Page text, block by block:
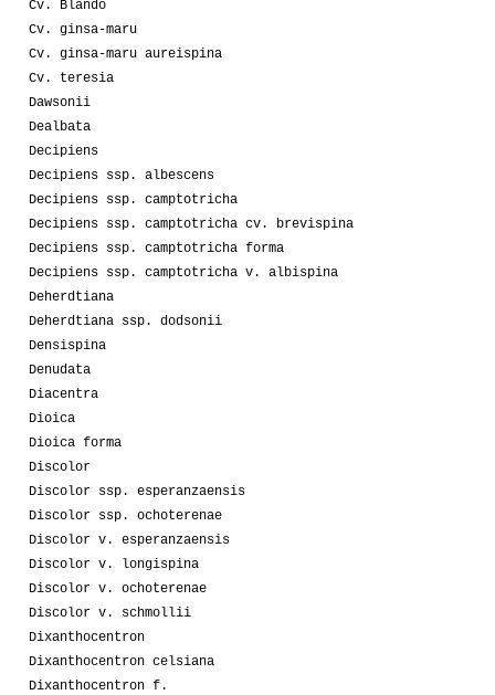
Cv. Blando
Cv. ginsa-maru
Cv. ginsa-maru aureispina
Cv. teresia
Dawsonii
Dealbata
Decipiens
Decipiens ssp. albescens
Decipiens ssp. camptotricha
Decipiens ssp. camptotricha cv. brevispina
Decipiens ssp. camptotricha forma
Decipiens ssp. camptotricha v. albispina
Deherdtiana
Deherdtiana ssp. dodsonii
Densispina
Denudata
Diacentra
Dioica
Dioica forma
Discolor
Discolor ssp. esperanzaensis
Discolor ssp. ochoterenae
Discolor v. esperanzaensis
Discolor v. longispina
Discolor v. ochoterenae
Discolor v. schmollii
Dixanthocentron
Dixanthocentron celsiana
Dixanthocentron f.